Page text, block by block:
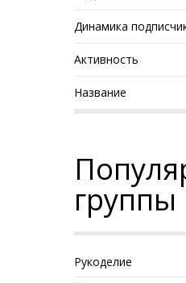
Динамика
Активность
Название
группы
Рукоделие